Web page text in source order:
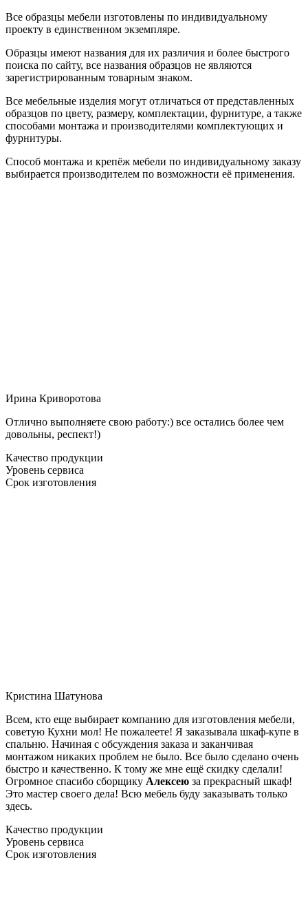
Все образцы мебели изготовлены по индивидуальному
проекту в единственном экземпляре.
Образцы имеют названия для их различия и более быстрого
поиска по сайту, все названия образцов не являются
зарегистрированным товарным знаком.
Все мебельные изделия могут отличаться от представленных
образцов по цвету, размеру, комплектации, фурнитуре, а также
способами монтажа и производителями комплектующих и
фурнитуры.
Способ монтажа и крепёж мебели по индивидуальному заказу
выбирается производителем по возможности её применения.
Ирина Криворотова
Отлично выполняете свою работу:) все остались более чем
довольны, респект!)
Качество продукции
Уровень сервиса
Срок изготовления
Кристина Шатунова
Всем, кто еще выбирает компанию для изготовления мебели,
советую Кухни мол! Не пожалеете! Я заказывала шкаф-купе в
спальню. Начиная с обсуждения заказа и заканчивая
монтажом никаких проблем не было. Все было сделано очень
быстро и качественно. К тому же мне ещё скидку сделали!
Огромное спасибо сборщику Алексею за прекрасный шкаф!
Это мастер своего дела! Всю мебель буду заказывать только
здесь.
Качество продукции
Уровень сервиса
Срок изготовления